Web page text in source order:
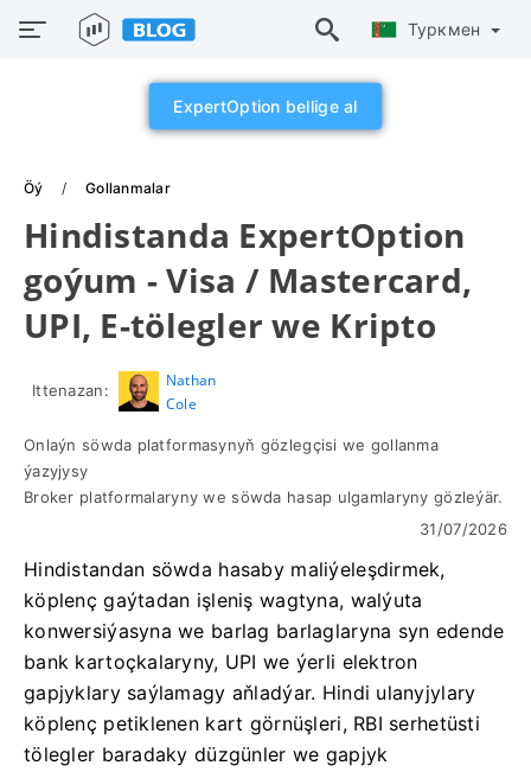
Туркмен
ExpertOption bellige al
Öý Gollanmalar
Hindistanda ExpertOption
goýum - Visa / Mastercard,
UPI, E-tölegler we Kripto
Ittenazan:
Nathan
Cole
Onlaýn söwda platformasynyň gözlegçisi we gollanma
ýazyjysy
Broker platformalaryny we söwda hasap ulgamlaryny gözleýär.
31/07/2026
Hindistandan söwda hasaby maliýeleşdirmek,
köplenç gaýtadan işleniş wagtyna, walýuta
konwersiýasyna we barlag barlaglaryna syn edende
bank kartoçkalaryny, UPI we ýerli elektron
gapjyklary saýlamagy aňladýar. Hindi ulanyjylary
köplenç petiklenen kart görnüşleri, RBI serhetüsti
tölegler baradaky düzgünler we gapjyk